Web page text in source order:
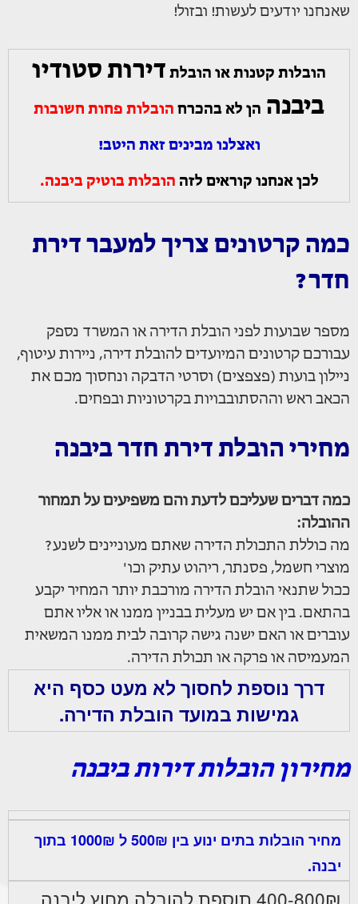
שאנחנו יודעים לעשות! ובזול!
הובלות קטנות או הובלת דירות סטודיו
ביבנה הן לא בהכרח הובלות פחות חשובות
ואצלנו מבינים זאת היטב!
לכן אנחנו קוראים לזה הובלות בוטיק ביבנה.
כמה קרטונים צריך למעבר דירת
חדר?
מספר שבועות לפני הובלת הדירה או המשרד נספק
עבורכם קרטונים המיועדים להובלת דירה, ניירות עיטוף,
ניילון בועות (פצפצים) וסרטי הדבקה ונחסוך מכם את
הכאב ראש וההסתובבויות בקרטוניות ובפחים.
מחירי הובלת דירת חדר ביבנה
כמה דברים שעליכם לדעת והם משפיעים על תמחור
ההובלה:
מה כוללת התכולת הדירה שאתם מעוניינים לשנע?
מוצרי חשמל, פסנתר, ריהוט עתיק וכו'
ככול שתנאי הובלת הדירה מורכבת יותר המחיר יקבע
בהתאם. בין אם יש מעלית בבניין ממנו או אליו אתם
עוברים או האם ישנה גישה קרובה לבית ממנו המשאית
המעמיסה או פרקה או תכולת הדירה.
דרך נוספת לחסוך לא מעט כסף היא
גמישות במועד הובלת הדירה.
מחירון הובלות דירות ביבנה
מחיר הובלות בתים ינוע בין 500₪ ל 1000₪ בתוך
יבנה.
400-800₪ תוספת להובלה מחוץ ליבנה